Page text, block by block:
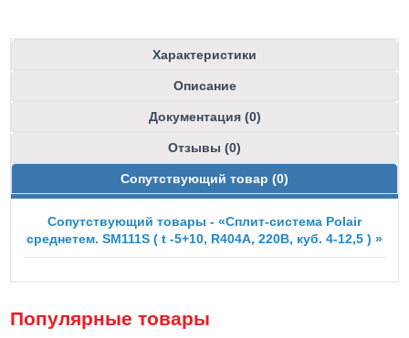
Характеристики
Описание
Документация (0)
Отзывы (0)
Сопутствующий товар (0)
Сопутствующий товары - «Сплит-система Polair
среднетем. SM111S ( t -5+10, R404A, 220В, куб. 4-12,5 ) »
Популярные товары